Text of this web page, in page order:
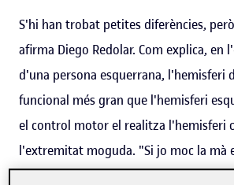
S'hi han trobat petites diferències,
afirma Diego Redolar. Com explica, en
d'una persona esquerrana, l'hemisferi
funcional més gran que l'hemisferi
el control motor el realitza l'hemisferi
l'extremitat moguda. "Si jo moc la mà
controla el moviment és l'escorça